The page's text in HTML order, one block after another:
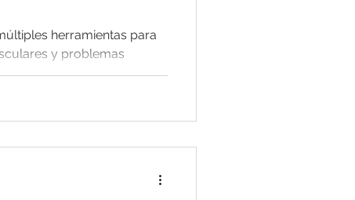
herramientas para
y problemas